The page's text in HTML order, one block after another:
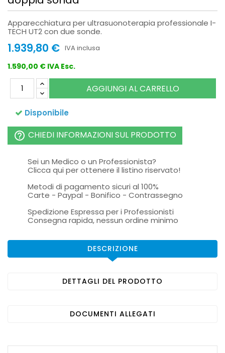
Apparecchiatura per ultrasuonoterapia professionale I-
TECH UT2 con due sonde.
1.939,80 € IVA inclusa
1.590,00 € IVA Esc.
AGGIUNGI AL CARRELLO
Disponibile
help_outline CHIEDI INFORMAZIONI SUL PRODOTTO
Sei un Medico o un Professionista?
Clicca qui per ottenere il listino riservato!
Metodi di pagamento sicuri al 100%
Carte - Paypal - Bonifico - Contrassegno
Spedizione Espressa per i Professionisti
Consegna rapida, nessun ordine minimo
DESCRIZIONE
DETTAGLI DEL PRODOTTO
DOCUMENTI ALLEGATI